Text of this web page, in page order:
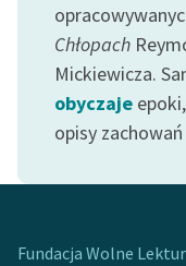
E-kolekcja lektur
szkolnych i literatury
słuchania dla
uczniów z
feministycznej
Chłopach
Mickiewicza.
obyczaje
opisy
Fundacja Wolne